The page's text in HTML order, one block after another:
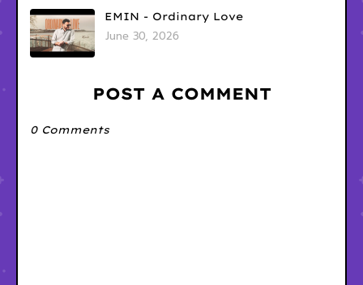
EMIN - Ordinary Love
June 30, 2026
POST A COMMENT
0 Comments